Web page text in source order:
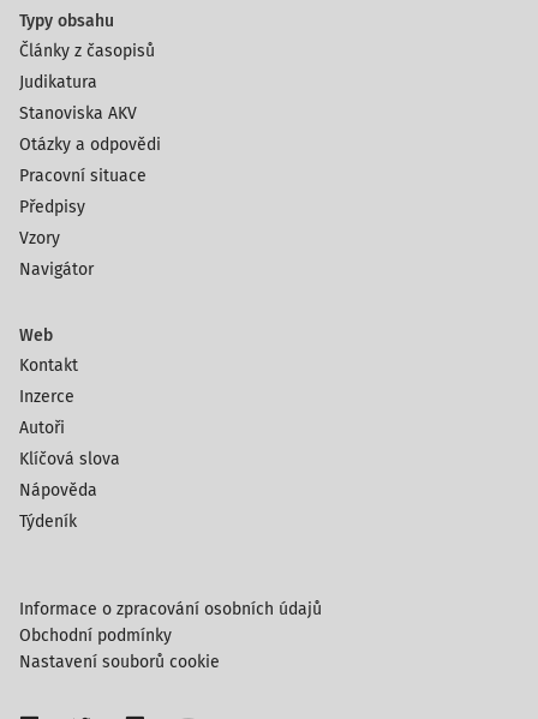
Typy obsahu
Články z časopisů
Judikatura
Stanoviska AKV
Otázky a odpovědi
Pracovní situace
Předpisy
Vzory
Navigátor
Web
Kontakt
Inzerce
Autoři
Klíčová slova
Nápověda
Týdeník
Informace o zpracování osobních údajů
Obchodní podmínky
Nastavení souborů cookie